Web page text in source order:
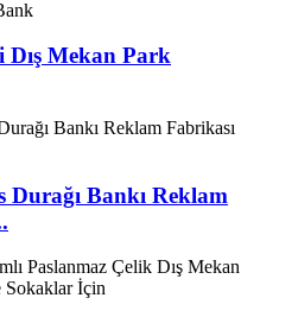
Mekan Park
Bankı Reklam